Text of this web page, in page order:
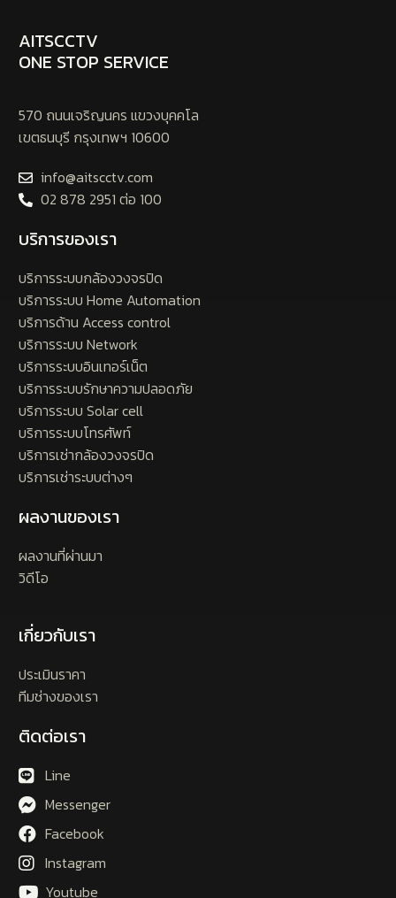
AITSCCTV
ONE STOP SERVICE
570 ถนนเจริญนคร แขวงบุคคโล
เขตธนบุรี กรุงเทพฯ 10600
info@aitscctv.com
02 878 2951 ต่อ 100
บริการของเรา
บริการระบบกล้องวงจรปิด
บริการระบบ Home Automation
บริการด้าน Access control
บริการระบบ Network
บริการระบบอินเทอร์เน็ต
บริการระบบรักษาความปลอดภัย
บริการระบบ Solar cell
บริการระบบโทรศัพท์
บริการเช่ากล้องวงจรปิด
บริการเช่าระบบต่างๆ
ผลงานของเรา
ผลงานที่ผ่านมา
วิดีโอ
เกี่ยวกับเรา
ประเมินราคา
ทีมช่างของเรา
ติดต่อเรา
Line
Messenger
Facebook
Instagram
Youtube